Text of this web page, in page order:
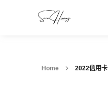
Home 2022信用卡